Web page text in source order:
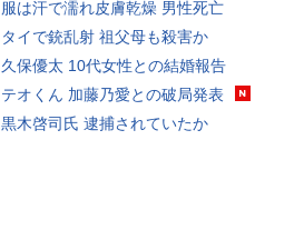
服は汗で濡れ皮膚乾燥 男性死亡
タイで銃乱射 祖父母も殺害か
久保優太 10代女性との結婚報告
テオくん 加藤乃愛との破局発表
黒木啓司氏 逮捕されていたか